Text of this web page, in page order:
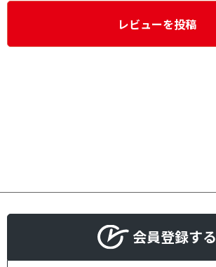
レビューを投稿
会員登録する